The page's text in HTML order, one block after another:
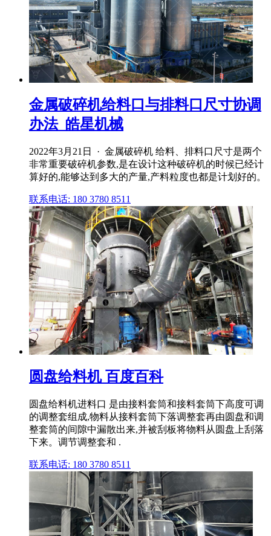
金属破碎机给料口与排料口尺寸协调
办法_皓星机械
2022年3月21日 · 金属破碎机 给料、排料口尺寸是两个
非常重要破碎机参数,是在设计这种破碎机的时候已经计
算好的,能够达到多大的产量,产料粒度也都是计划好的。
联系电话: 180 3780 8511
圆盘给料机 百度百科
圆盘给料机进料口 是由接料套筒和接料套筒下高度可调
的调整套组成,物料从接料套筒下落调整套再由圆盘和调
整套筒的间隙中漏散出来,并被刮板将物料从圆盘上刮落
下来。调节调整套和 .
联系电话: 180 3780 8511